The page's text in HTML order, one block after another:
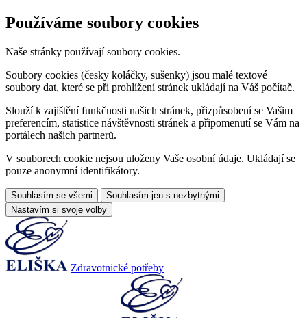
Používáme soubory cookies
Naše stránky používají soubory cookies.
Soubory cookies (česky koláčky, sušenky) jsou malé textové
soubory dat, které se při prohlížení stránek ukládají na Váš počítač.
Slouží k zajištění funkčnosti našich stránek, přizpůsobení se Vašim
preferencím, statistice návštěvnosti stránek a připomenutí se Vám na
portálech našich partnerů.
V souborech cookie nejsou uloženy Vaše osobní údaje. Ukládají se
pouze anonymní identifikátory.
Souhlasím se všemi
Souhlasím jen s nezbytnými
Nastavím si svoje volby
Zdravotnické potřeby